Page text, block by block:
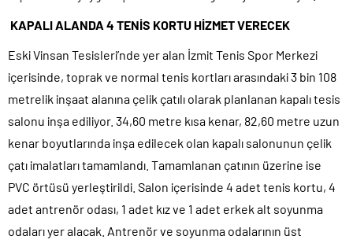
KAPALI ALANDA 4 TENİS KORTU HİZMET VERECEK
Eski Vinsan Tesisleri’nde yer alan İzmit Tenis Spor Merkezi
içerisinde, toprak ve normal tenis kortları arasındaki 3 bin 108
metrelik inşaat alanına çelik çatılı olarak planlanan kapalı tesis
salonu inşa ediliyor. 34,60 metre kısa kenar, 82,60 metre uzun
kenar boyutlarında inşa edilecek olan kapalı salonunun çelik
çatı imalatları tamamlandı. Tamamlanan çatının üzerine ise
PVC örtüsü yerleştirildi. Salon içerisinde 4 adet tenis kortu, 4
adet antrenör odası, 1 adet kız ve 1 adet erkek alt soyunma
odaları yer alacak. Antrenör ve soyunma odalarının üst